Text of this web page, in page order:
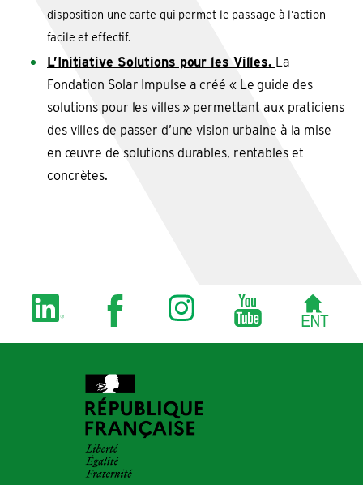
disposition une carte qui permet le passage à l’action
facile et effectif.
L’Initiative Solutions pour les Villes. La
Fondation Solar Impulse a créé « Le guide des
solutions pour les villes » permettant aux praticiens
des villes de passer d’une vision urbaine à la mise
en œuvre de solutions durables, rentables et
concrètes.